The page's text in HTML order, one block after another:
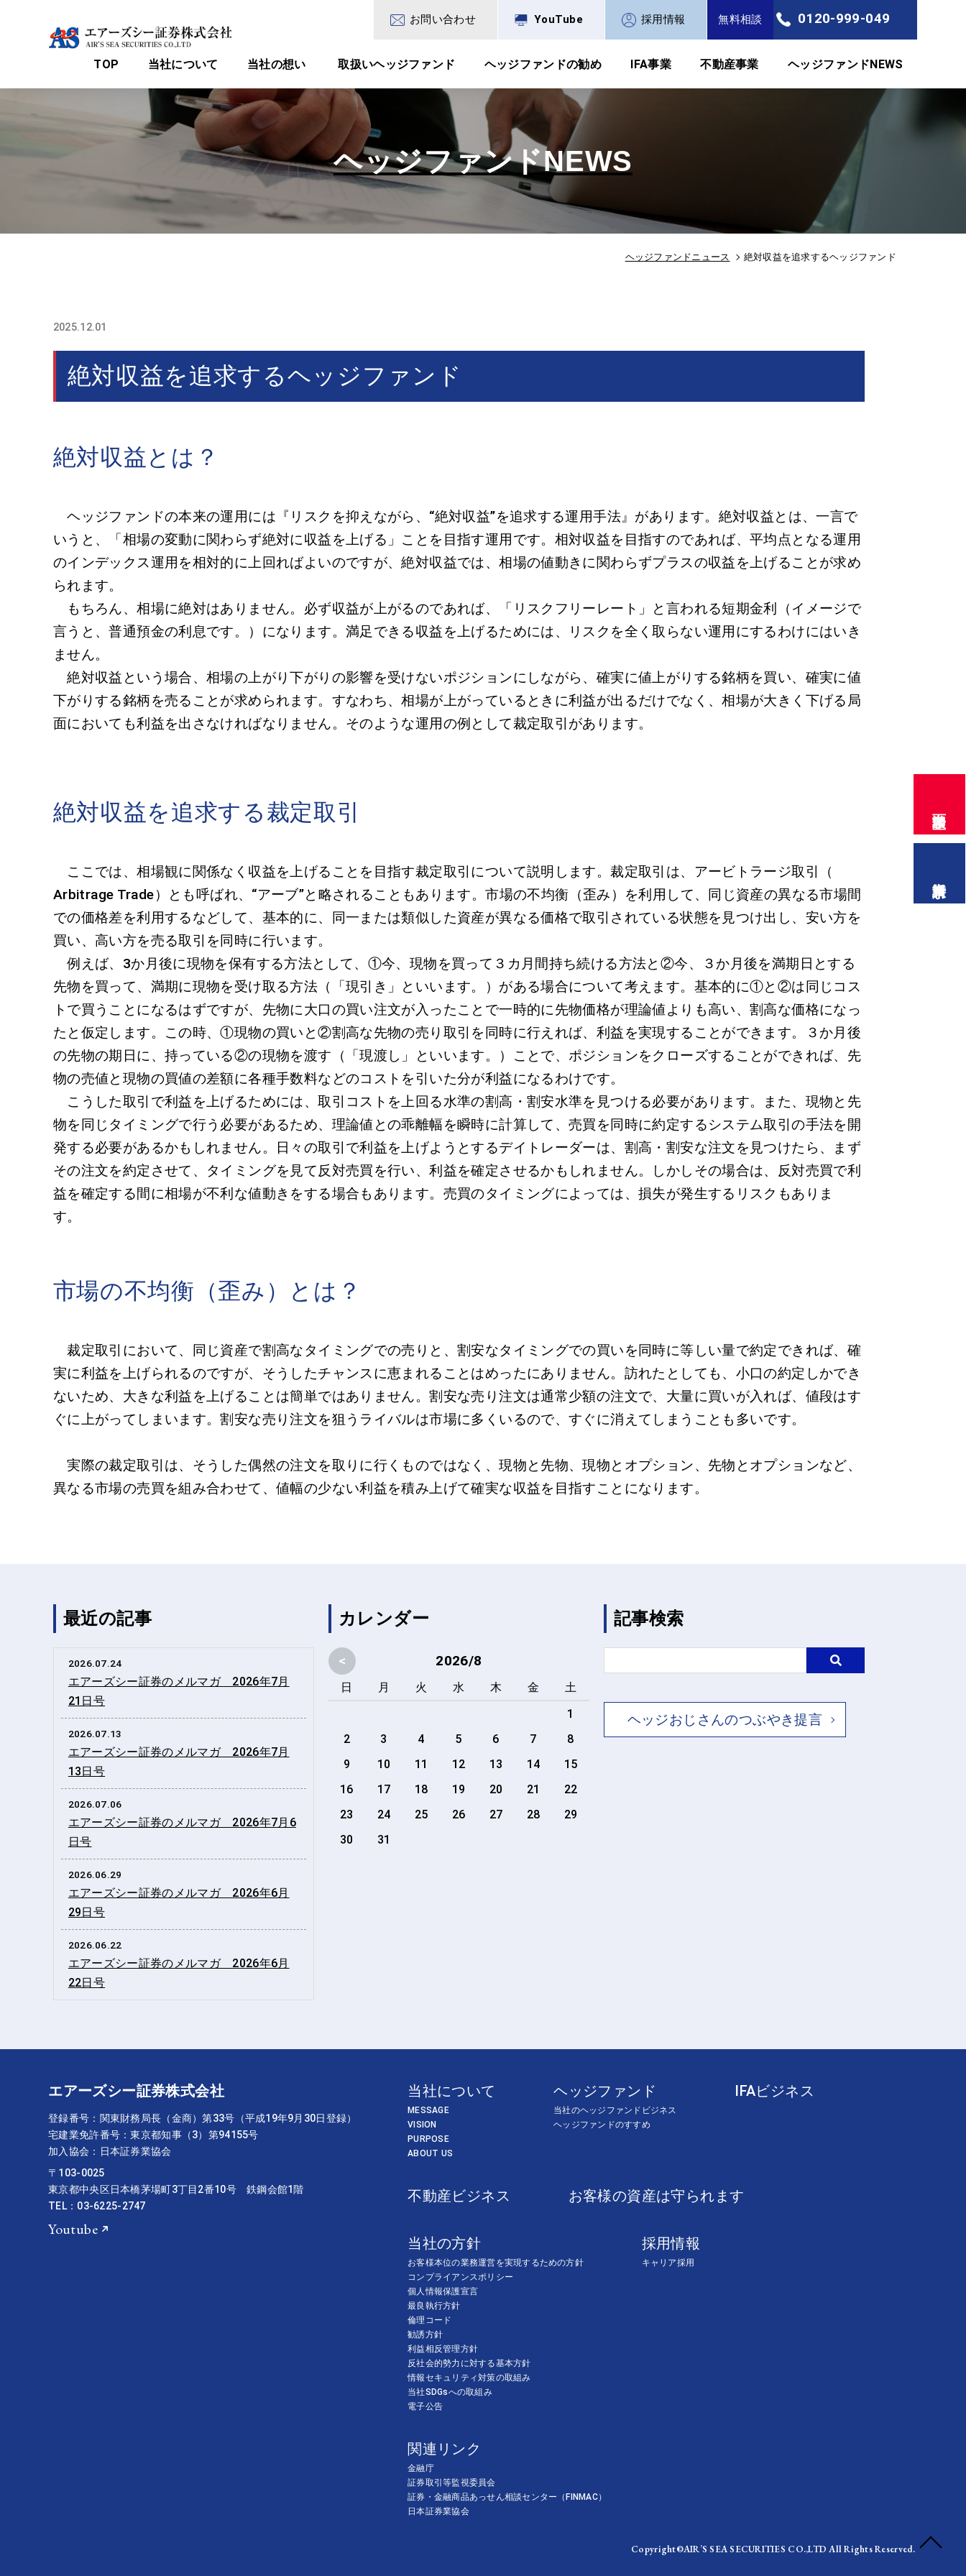
TOP 当社について 当社の想い 取扱いヘッジファンド ヘッジファンドの勧め IFA事業 不動産事業 ヘッジファンドNEWS
お問い合わせ YouTube 採用情報 無料相談 0120-999-049
ヘッジファンドNEWS
ヘッジファンドニュース 絶対収益を追求するヘッジファンド
2025.12.01
絶対収益を追求するヘッジファンド
絶対収益とは？
ヘッジファンドの本来の運用には『リスクを抑えながら、“絶対収益”を追求する運用手法』があります。絶対収益とは、一言で
いうと、「相場の変動に関わらず絶対に収益を上げる」ことを目指す運用です。相対収益を目指すのであれば、平均点となる運用
のインデックス運用を相対的に上回ればよいのですが、絶対収益では、相場の値動きに関わらずプラスの収益を上げることが求め
られます。
もちろん、相場に絶対はありません。必ず収益が上がるのであれば、「リスクフリーレート」と言われる短期金利（イメージで
言うと、普通預金の利息です。）になります。満足できる収益を上げるためには、リスクを全く取らない運用にするわけにはいき
ません。
絶対収益という場合、相場の上がり下がりの影響を受けないポジションにしながら、確実に値上がりする銘柄を買い、確実に値
下がりする銘柄を売ることが求められます。すなわち、相場が上がっているときに利益が出るだけでなく、相場が大きく下げる局
面においても利益を出さなければなりません。そのような運用の例として裁定取引があります。
絶対収益を追求する裁定取引
ここでは、相場観に関係なく収益を上げることを目指す裁定取引について説明します。裁定取引は、アービトラージ取引（
Arbitrage Trade）とも呼ばれ、“アーブ”と略されることもあります。市場の不均衡（歪み）を利用して、同じ資産の異なる市場間
での価格差を利用するなどして、基本的に、同一または類似した資産が異なる価格で取引されている状態を見つけ出し、安い方を
買い、高い方を売る取引を同時に行います。
例えば、3か月後に現物を保有する方法として、①今、現物を買って３カ月間持ち続ける方法と②今、３か月後を満期日とする
先物を買って、満期に現物を受け取る方法（「現引き」といいます。）がある場合について考えます。基本的に①と②は同じコス
トで買うことになるはずですが、先物に大口の買い注文が入ったことで一時的に先物価格が理論値よりも高い、割高な価格になっ
たと仮定します。この時、①現物の買いと②割高な先物の売り取引を同時に行えれば、利益を実現することができます。３か月後
の先物の期日に、持っている②の現物を渡す（「現渡し」といいます。）ことで、ポジションをクローズすることができれば、先
物の売値と現物の買値の差額に各種手数料などのコストを引いた分が利益になるわけです。
こうした取引で利益を上げるためには、取引コストを上回る水準の割高・割安水準を見つける必要があります。また、現物と先
物を同じタイミングで行う必要があるため、理論値との乖離幅を瞬時に計算して、売買を同時に約定するシステム取引の手法を開
発する必要があるかもしれません。日々の取引で利益を上げようとするデイトレーダーは、割高・割安な注文を見つけたら、まず
その注文を約定させて、タイミングを見て反対売買を行い、利益を確定させるかもしれません。しかしその場合は、反対売買で利
益を確定する間に相場が不利な値動きをする場合もあります。売買のタイミングによっては、損失が発生するリスクもありま
す。
市場の不均衡（歪み）とは？
裁定取引において、同じ資産で割高なタイミングでの売りと、割安なタイミングでの買いを同時に等しい量で約定できれば、確
実に利益を上げられるのですが、そうしたチャンスに恵まれることはめったにありません。訪れたとしても、小口の約定しかでき
ないため、大きな利益を上げることは簡単ではありません。割安な売り注文は通常少額の注文で、大量に買いが入れば、値段はす
ぐに上がってしまいます。割安な売り注文を狙うライバルは市場に多くいるので、すぐに消えてしまうことも多いです。
実際の裁定取引は、そうした偶然の注文を取りに行くものではなく、現物と先物、現物とオプション、先物とオプションなど、
異なる市場の売買を組み合わせて、値幅の少ない利益を積み上げて確実な収益を目指すことになります。
最近の記事
2026.07.24
エアーズシー証券のメルマガ 2026年7月
21日号
2026.07.13
エアーズシー証券のメルマガ 2026年7月
13日号
2026.07.06
エアーズシー証券のメルマガ 2026年7月6
日号
2026.06.29
エアーズシー証券のメルマガ 2026年6月
29日号
2026.06.22
エアーズシー証券のメルマガ 2026年6月
22日号
カレンダー
< 2026/8
日 月 火 水 木 金
土
1
2
3 4 5 6 7
8
9
10 11 12 13 14
15
16
17 18 19 20 21
22
23
24 25 26 27 28
29
30
31
記事検索
ヘッジおじさんのつぶやき提言
エアーズシー証券株式会社
登録番号：関東財務局長（金商）第33号（平成19年9月30日登録）
宅建業免許番号：東京都知事（3）第94155号
加入協会：日本証券業協会
〒103-0025
東京都中央区日本橋茅場町3丁目2番10号 鉄鋼会館1階
TEL：03-6225-2747
Youtube
当社について
MESSAGE
VISION
PURPOSE
ABOUT US
ヘッジファンド
当社のヘッジファンドビジネス
ヘッジファンドのすすめ
IFAビジネス
不動産ビジネス お客様の資産は守られます
当社の方針
お客様本位の業務運営を実現するための方針
コンプライアンスポリシー
個人情報保護宣言
最良執行方針
倫理コード
勧誘方針
利益相反管理方針
反社会的勢力に対する基本方針
情報セキュリティ対策の取組み
当社SDGsへの取組み
電子公告
採用情報
キャリア採用
関連リンク
金融庁
証券取引等監視委員会
証券・金融商品あっせん相談センター（FINMAC）
日本証券業協会
Copyright©AIR’S SEA SECURITIES CO.,LTD All Rights Reserved.